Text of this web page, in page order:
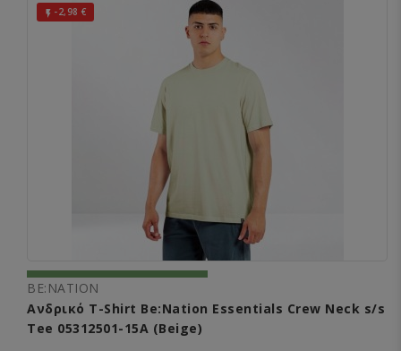
 -2,98 €
BE:NATION
Ανδρικό T-Shirt Be:Nation Essentials Crew Neck s/s
Tee 05312501-15A (Beige)